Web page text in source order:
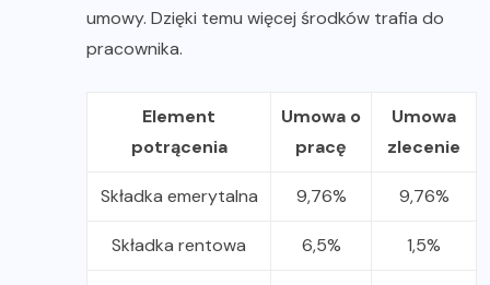
umowy. Dzięki temu więcej środków trafia do
pracownika.
Element
potrącenia
Umowa o
pracę
Umowa
zlecenie
Składka emerytalna 9,76% 9,76%
Składka rentowa 6,5% 1,5%